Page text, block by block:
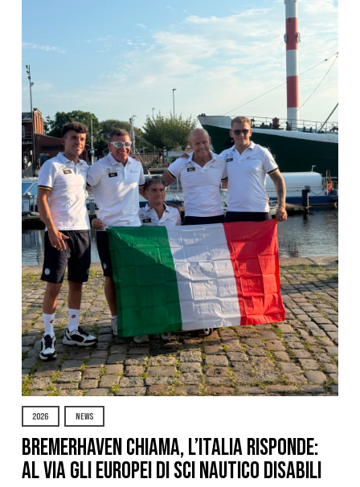
2026 NEWS
Bremerhaven chiama, l’Italia risponde:
al via gli Europei di Sci Nautico Disabili